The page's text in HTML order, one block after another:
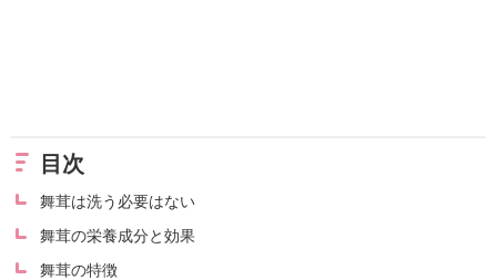
目次
舞茸は洗う必要はない
舞茸の栄養成分と効果
舞茸の特徴